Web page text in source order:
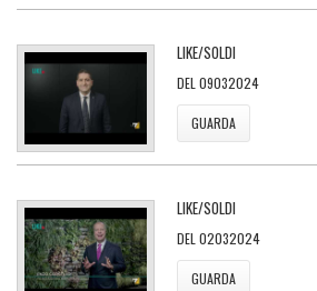
LIKE/SOLDI
DEL 09032024
GUARDA
LIKE/SOLDI
DEL 02032024
GUARDA